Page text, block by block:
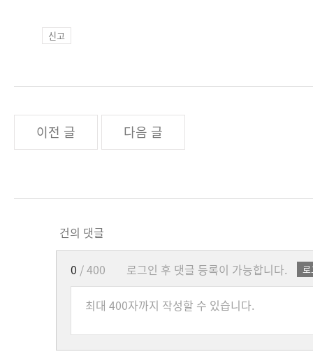
신고
이전 글 다음 글
건의 댓글
로그인 후 댓글 등록이 가능합니다.
0 / 400